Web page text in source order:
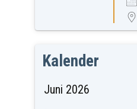
Kalender